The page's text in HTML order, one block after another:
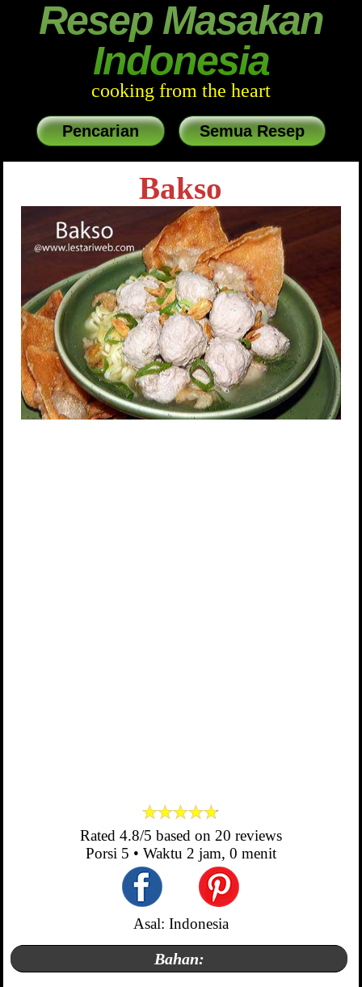
Resep Masakan
Indonesia
cooking from the heart
Pencarian Semua Resep
Bakso
Rated 4.8/5 based on 20 reviews
Porsi 5 • Waktu 2 jam, 0 menit
Asal: Indonesia
Bahan: